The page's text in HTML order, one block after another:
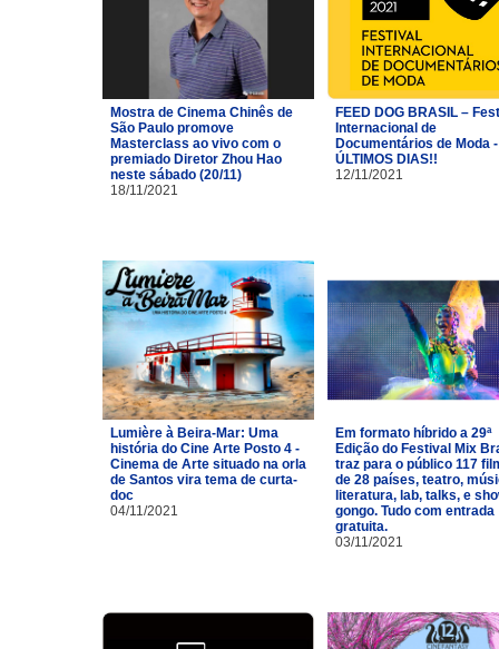
Mostra de Cinema Chinês de
São Paulo promove
Masterclass ao vivo com o
premiado Diretor Zhou Hao
neste sábado (20/11)
18/11/2021
FEED DOG BRASIL –
Internacional de
Documentários de Moda -
ÚLTIMOS DIAS!!
12/11/2021
Lumière à Beira-Mar: Uma
história do Cine Arte Posto 4 -
Cinema de Arte situado na orla
de Santos vira tema de curta-
doc
04/11/2021
Em formato híbrido a 29ª
Edição do Festival Mix
traz para o público 117
de 28 países, teatro,
literatura, lab, talks, e
gongo. Tudo com entrada
gratuita.
03/11/2021